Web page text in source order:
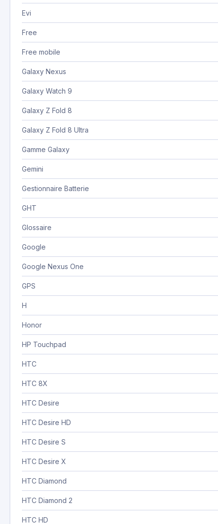
Evi
Free
Free mobile
Galaxy Nexus
Galaxy Watch 9
Galaxy Z Fold 8
Galaxy Z Fold 8 Ultra
Gamme Galaxy
Gemini
Gestionnaire Batterie
GHT
Glossaire
Google
Google Nexus One
GPS
H
Honor
HP Touchpad
HTC
HTC 8X
HTC Desire
HTC Desire HD
HTC Desire S
HTC Desire X
HTC Diamond
HTC Diamond 2
HTC HD